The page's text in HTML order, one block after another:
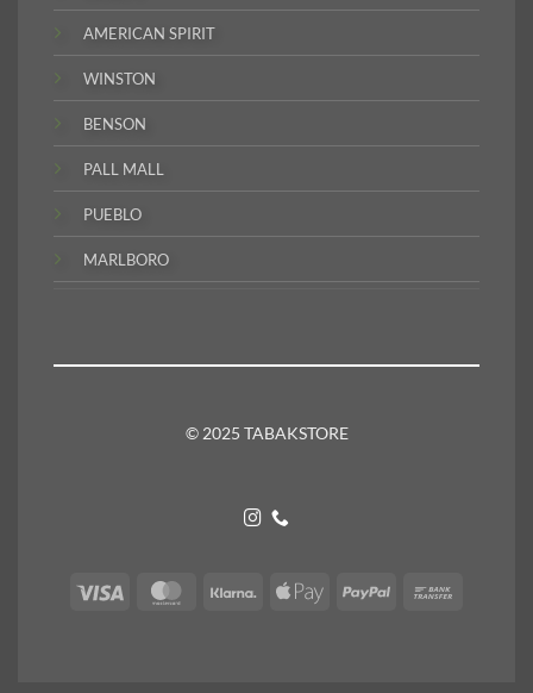
AMERICAN SPIRIT
WINSTON
BENSON
PALL MALL
PUEBLO
MARLBORO
© 2025 TABAKSTORE
Visa MasterCardKlarna
Apple
PayPal